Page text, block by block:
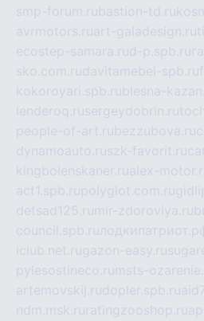
smp-forum.rubastion-td.ru
avrmotors.ruart-galadesign.ru
ecostep-samara.rud-p.spb.ru
sko.com.rudavitamebel-spb.ru
kokoroyari.spb.rublesna-
lenderoq.rusergeydobrin.ru
people-of-art.rubezzubova.ru
dynamoauto.ruszk-favorit.ru
kingbolenskaner.rualex-
act1.spb.rupolyglot.com.ru
detsad125.ru mir-zdoroviya.ru
council.spb.ru
iclub.net.rugazon-easy.ru
pylesostineco.ru msts-
artemovskij.rudopler.spb.ru
ndm.msk.ru ratingzooshop.ru